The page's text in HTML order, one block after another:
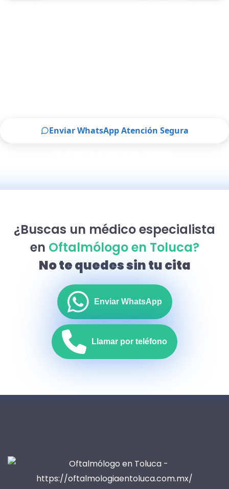
Enviar WhatsApp Atención Segura
¿Buscas un médico especialista
en Oftalmólogo en Toluca?
No te quedes sin tu cita
Enviar WhatsApp
Llamar por teléfono